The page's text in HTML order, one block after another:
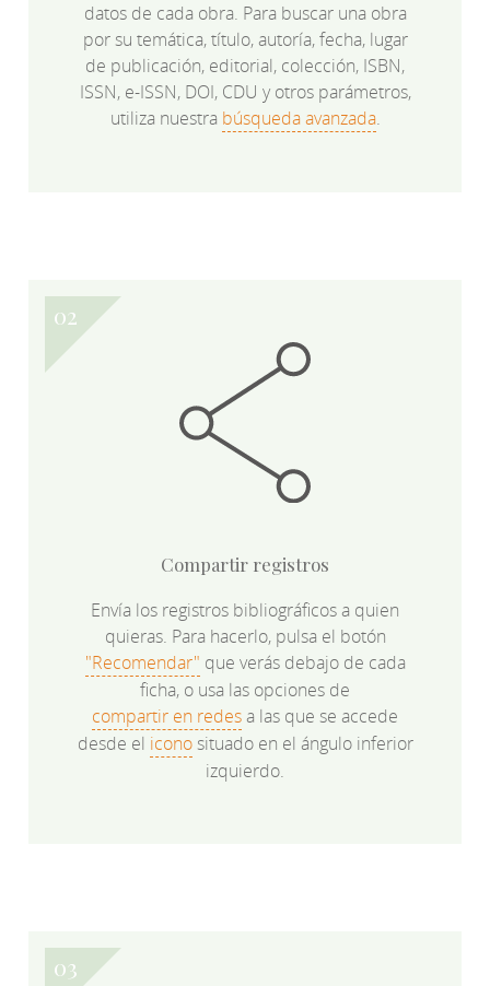
datos de cada obra. Para buscar una obra
por su temática, título, autoría, fecha, lugar
de publicación, editorial, colección, ISBN,
ISSN, e-ISSN, DOI, CDU y otros parámetros,
utiliza nuestra búsqueda avanzada.
Compartir registros
Envía los registros bibliográficos a quien
quieras. Para hacerlo, pulsa el botón
"Recomendar" que verás debajo de cada
ficha, o usa las opciones de
compartir en redesa las que se accede
desde el iconosituado en el ángulo inferior
izquierdo.